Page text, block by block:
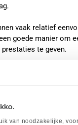
van noodzakelijke,
vaak relatief
goede manier om
te geven.